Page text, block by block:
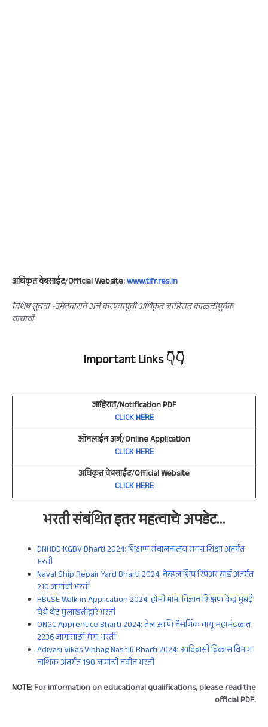
अधिकृत वेबसाईट/Official Website:www.tifr.res.in
विशेष सूचना -उमेदवाराने अर्ज करण्यापूर्वी अधिकृत जाहिरात काळजीपूर्वक
वाचावी.
Important Links👇👇
जाहिरात/Notification PDF
CLICK HERE
ऑनलाईन अर्ज/Online Application
CLICK HERE
अधिकृत वेबसाईट/Official Website
CLICK HERE
भरती संबंधित इतरमहत्वाचेअपडेट…
DNHDD KGBV Bharti 2024: शिक्षण संचालनालय समग्र शिक्षा अंतर्गत
भरती
Naval Ship Repair Yard Bharti 2024: नेव्हल शिप रिपेअर यार्ड अंतर्गत
210 जागांची भरती
HBCSE Walk in Application 2024: होमी भाभा विज्ञान शिक्षण केंद्र मुंबई
येथे थेट मुलाखतीद्वारे भरती
ONGC Apprentice Bharti 2024: तेल आणि नैसर्गिक वायू महामंडळात
2236 जागांसाठी मेगा भरती
Adivasi Vikas Vibhag Nashik Bharti 2024: आदिवासी विकास विभाग
नाशिक अंतर्गत 198 जागांची नवीन भरती
NOTE:For information on educational qualifications, please read the
official PDF.